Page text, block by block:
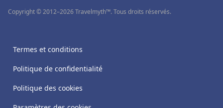
Copyright © 2012–2026 Travelmyth™. Tous droits réservés.
Termes et conditions
Politique de confidentialité
Politique des cookies